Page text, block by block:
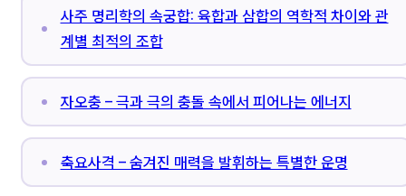
사주 명리학의 속궁합: 육합과 삼합의 역학적 차이와 관
계별 최적의 조합
자오충 – 극과 극의 충돌 속에서 피어나는 에너지
축요사격 – 숨겨진 매력을 발휘하는 특별한 운명